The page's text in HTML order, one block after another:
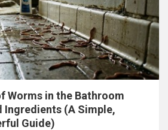
Worms in the Bathroom
Ingredients (A Simple,
Guide)